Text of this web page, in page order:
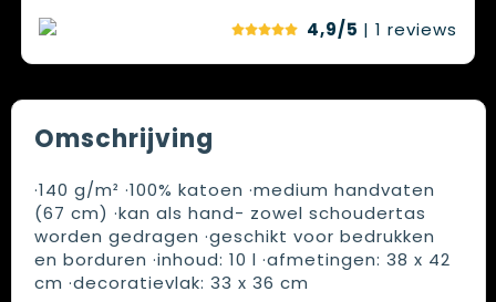
4,9/5 | 1 reviews
Omschrijving
·140 g/m² ·100% katoen ·medium handvaten
(67 cm) ·kan als hand- zowel schoudertas
worden gedragen ·geschikt voor bedrukken
en borduren ·inhoud: 10 l ·afmetingen: 38 x 42
cm ·decoratievlak: 33 x 36 cm